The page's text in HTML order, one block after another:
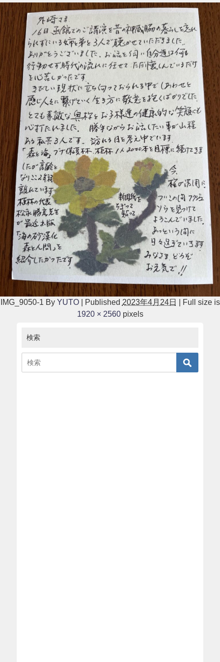
IMG_9050-1 By YUTO Published 2023年4月24日
Full size is
1920 × 2560pixels
検索